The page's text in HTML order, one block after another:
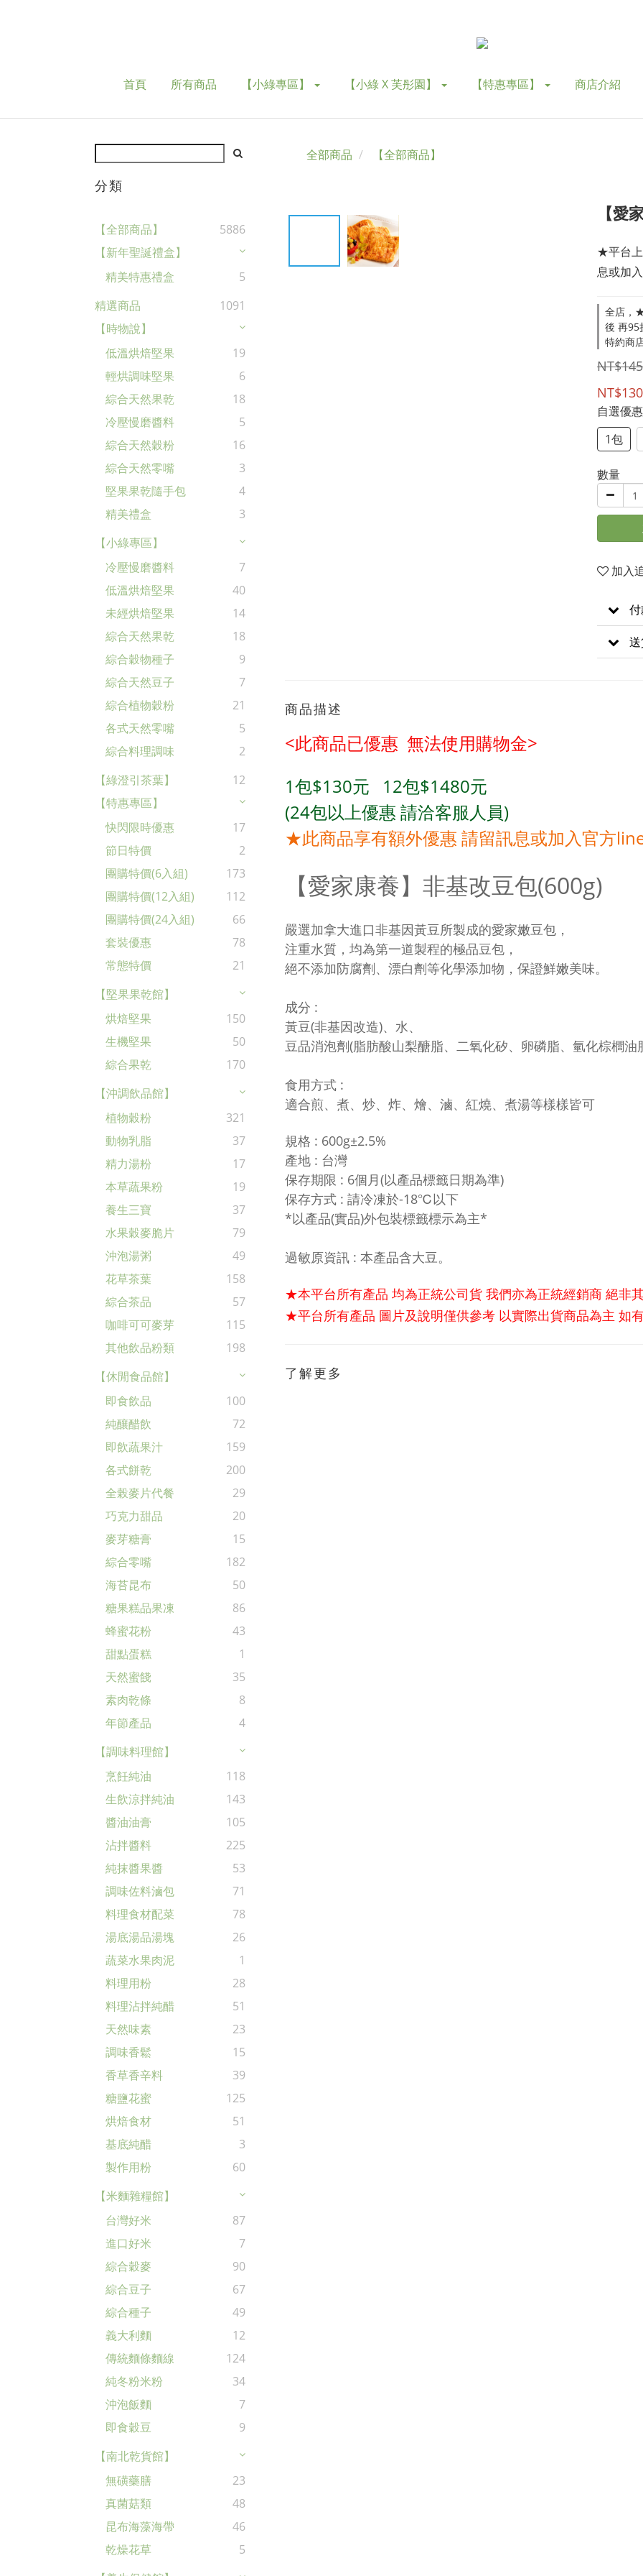
首頁 所有商品 【小綠專區】 【小綠 X 芙彤園】 【特惠專區】 商店介紹
分類
【全部商品】
5886
【新年聖誕禮盒】
精美特惠禮盒
5
精選商品
1091
【時物說】
低溫烘焙堅果
19
輕烘調味堅果
6
綜合天然果乾
18
冷壓慢磨醬料
5
綜合天然穀粉
16
綜合天然零嘴
3
堅果果乾隨手包
4
精美禮盒
3
【小綠專區】
冷壓慢磨醬料
7
低溫烘焙堅果
40
未經烘焙堅果
14
綜合天然果乾
18
綜合穀物種子
9
綜合天然豆子
7
綜合植物穀粉
21
各式天然零嘴
5
綜合料理調味
2
【綠澄引茶葉】
12
【特惠專區】
快閃限時優惠
17
節日特價
2
團購特價(6入組)
173
團購特價(12入組)
112
團購特價(24入組)
66
套裝優惠
78
常態特價
21
【堅果果乾館】
烘焙堅果
150
生機堅果
50
綜合果乾
170
【沖調飲品館】
植物穀粉
321
動物乳脂
37
精力湯粉
17
本草蔬果粉
19
養生三寶
37
水果穀麥脆片
79
沖泡湯粥
49
花草茶葉
158
綜合茶品
57
咖啡可可麥芽
115
其他飲品粉類
198
【休閒食品館】
即食飲品
100
純釀醋飲
72
即飲蔬果汁
159
各式餅乾
200
全榖麥片代餐
29
巧克力甜品
20
麥芽糖膏
15
綜合零嘴
182
海苔昆布
50
糖果糕品果凍
86
蜂蜜花粉
43
甜點蛋糕
1
天然蜜餞
35
素肉乾條
8
年節產品
4
【調味料理館】
烹飪純油
118
生飲涼拌純油
143
醬油油膏
105
沾拌醬料
225
純抹醬果醬
53
調味佐料滷包
71
料理食材配菜
78
湯底湯品湯塊
26
蔬菜水果肉泥
1
料理用粉
28
料理沾拌純醋
51
天然味素
23
調味香鬆
15
香草香辛料
39
糖鹽花蜜
125
烘焙食材
51
基底純醋
3
製作用粉
60
【米麵雜糧館】
台灣好米
87
進口好米
7
綜合穀麥
90
綜合豆子
67
綜合種子
49
義大利麵
12
傳統麵條麵線
124
純冬粉米粉
34
沖泡飯麵
7
即食穀豆
9
【南北乾貨館】
無磺藥膳
23
真菌菇類
48
昆布海藻海帶
46
乾燥花草
5
全部商品 【全部商品】
【愛
★平台上
息或加
全店，
後 再
特約商
NT$145
NT$130
自選優
1包
數量
加入
商品描述
<此商品已優惠 無法使用購物金>
1包$130元 12包$1480元
(24包以上優惠 請洽客服人員)
★此商品享有額外優惠 請留訊息或加入官方
【愛家康養】 非基改豆包(600g)
嚴選加拿大進口非基因黃豆所製成的愛家嫩豆包，
注重水質，均為第一道製程的極品豆包，
絕不添加防腐劑、漂白劑等化學添加物，保證鮮嫩美味。
成分 :
黃豆(非基因改造)、水、
豆品消泡劑(脂肪酸山梨醣脂、二氧化矽、卵磷脂、氫化棕櫚油
食用方式 :
適合煎、煮、炒、炸、燴、滷、紅燒、煮湯等樣樣皆可
規格 : 600g±2.5%
產地 : 台灣
保存期限 : 6個月(以產品標籤日期為準)
保存方式 : 請冷凍於-18℃以下
*以產品(實品)外包裝標籤標示為主*
過敏原資訊 : 本產品含大豆。
★本平台所有產品 均為正統公司貨 我們亦為正統經銷商 絕非
★平台所有產品 圖片及說明僅供參考 以實際出貨商品為主 如
了解更多